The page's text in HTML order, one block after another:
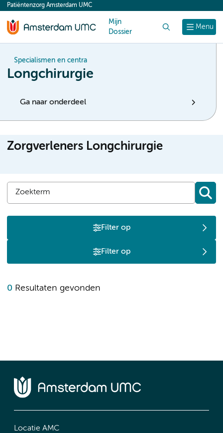
content
Menu
Patiëntenzorg Amsterdam UMC
Mijn
Dossier
Specialismen en centra
Longchirurgie
Ga naar onderdeel
Zorgverleners Longchirurgie
Filter op
Filter op
0 Resultaten gevonden
Locatie AMC